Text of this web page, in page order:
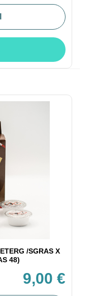
/SGRAS X
48)
9,00 €